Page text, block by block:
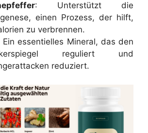
: Unterstützt die
einen Prozess, der hilft,
zu verbrennen.
Ein essentielles Mineral, das den
reguliert und
reduziert.